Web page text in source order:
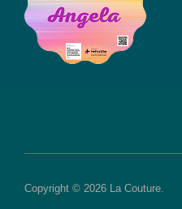
Copyright © 2026 La Couture.